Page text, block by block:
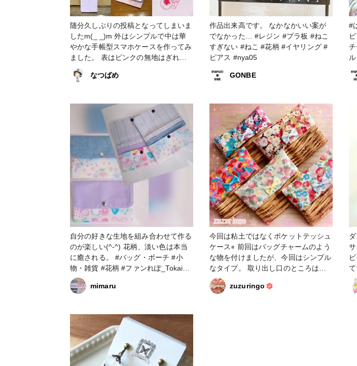
随分久しぶりの投稿となってしまいま
したm(_ _)m 外はシンプルで中は華
やかな手帳型スマホケースを作ってみ
ました。 表はピンクの無地はぎれ
を、裏地には花柄の歯切れを使いまし
た。 ワンポイントとして私のお気に
がピッタリとはまるように、カメラ窓
だけをくり抜かず、カメラの部分に合
わせるように台紙をカットしました。
野球観戦の時に使おうかなと思って作
りました。 ＊ 【2023/01/18_19:06_
追記】写真を入れ替えました。 ＊ #小
物・雑貨 #ソーイング #スマホケース
#手帳型スマホケース #iPhone13
球 #ピンク #100均 #カルトナージュ
なつばめ
作品出来高です。 なかなかいい案が
でなかった… #レジン #プラ板 #ねこ
すぎない #ねこ #花柄 #イヤリング #
ピアス #nya05
GONBE
#は
ピアス #イ
自分の好きな生地を組み合わせて作る
のが楽しい(^-^) 花柄、淡い色は本当
に癒される。 #バッグ・ポーチ #小
物・雑貨 #花柄 #ファンれぽ_Tokaiグ
ループ
mimaru
今回は粘土ではなくポケットテッシュ
ケース⭐︎ 前回はバッグチャームのよう
な物を付けましたが、今回はシンプル
なタイプ。 取り出し口のところは
1cmくらい重ねているので使わない時
は中身が飛び出にくいかなと思いま
zuzuringo